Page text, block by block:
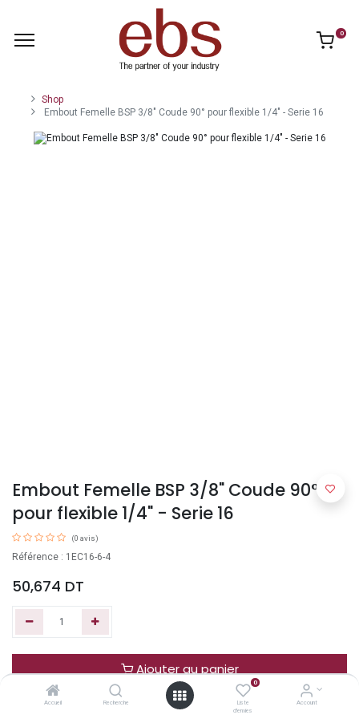
Accueil Recherche
0
Liste
d'envies
Account
0
Shop
Embout Femelle BSP 3/8" Coude 90° pour flexible 1/4" - Serie 16
Embout Femelle BSP 3/8" Coude 90°
pour flexible 1/4" - Serie 16
(0 avis)
Référence : 1EC16-6-4
50,674 DT
Ajouter au panier
Acheter maintenant